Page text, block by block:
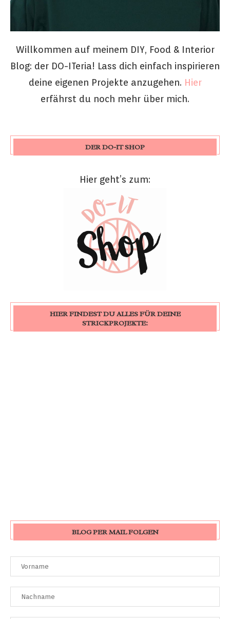
Willkommen auf meinem DIY, Food & Interior
Blog: der DO-ITeria! Lass dich einfach inspirieren
deine eigenen Projekte anzugehen. Hier
erfährst du noch mehr über mich.
DER DO-IT SHOP
Hier geht’s zum:
HIER FINDEST DU ALLES FÜR DEINE
STRICKPROJEKTE:
BLOG PER MAIL FOLGEN